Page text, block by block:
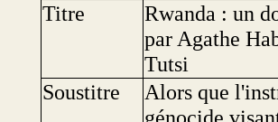
Titre
Rwanda : un
par Agathe
Tutsi
Soustitre
Alors que